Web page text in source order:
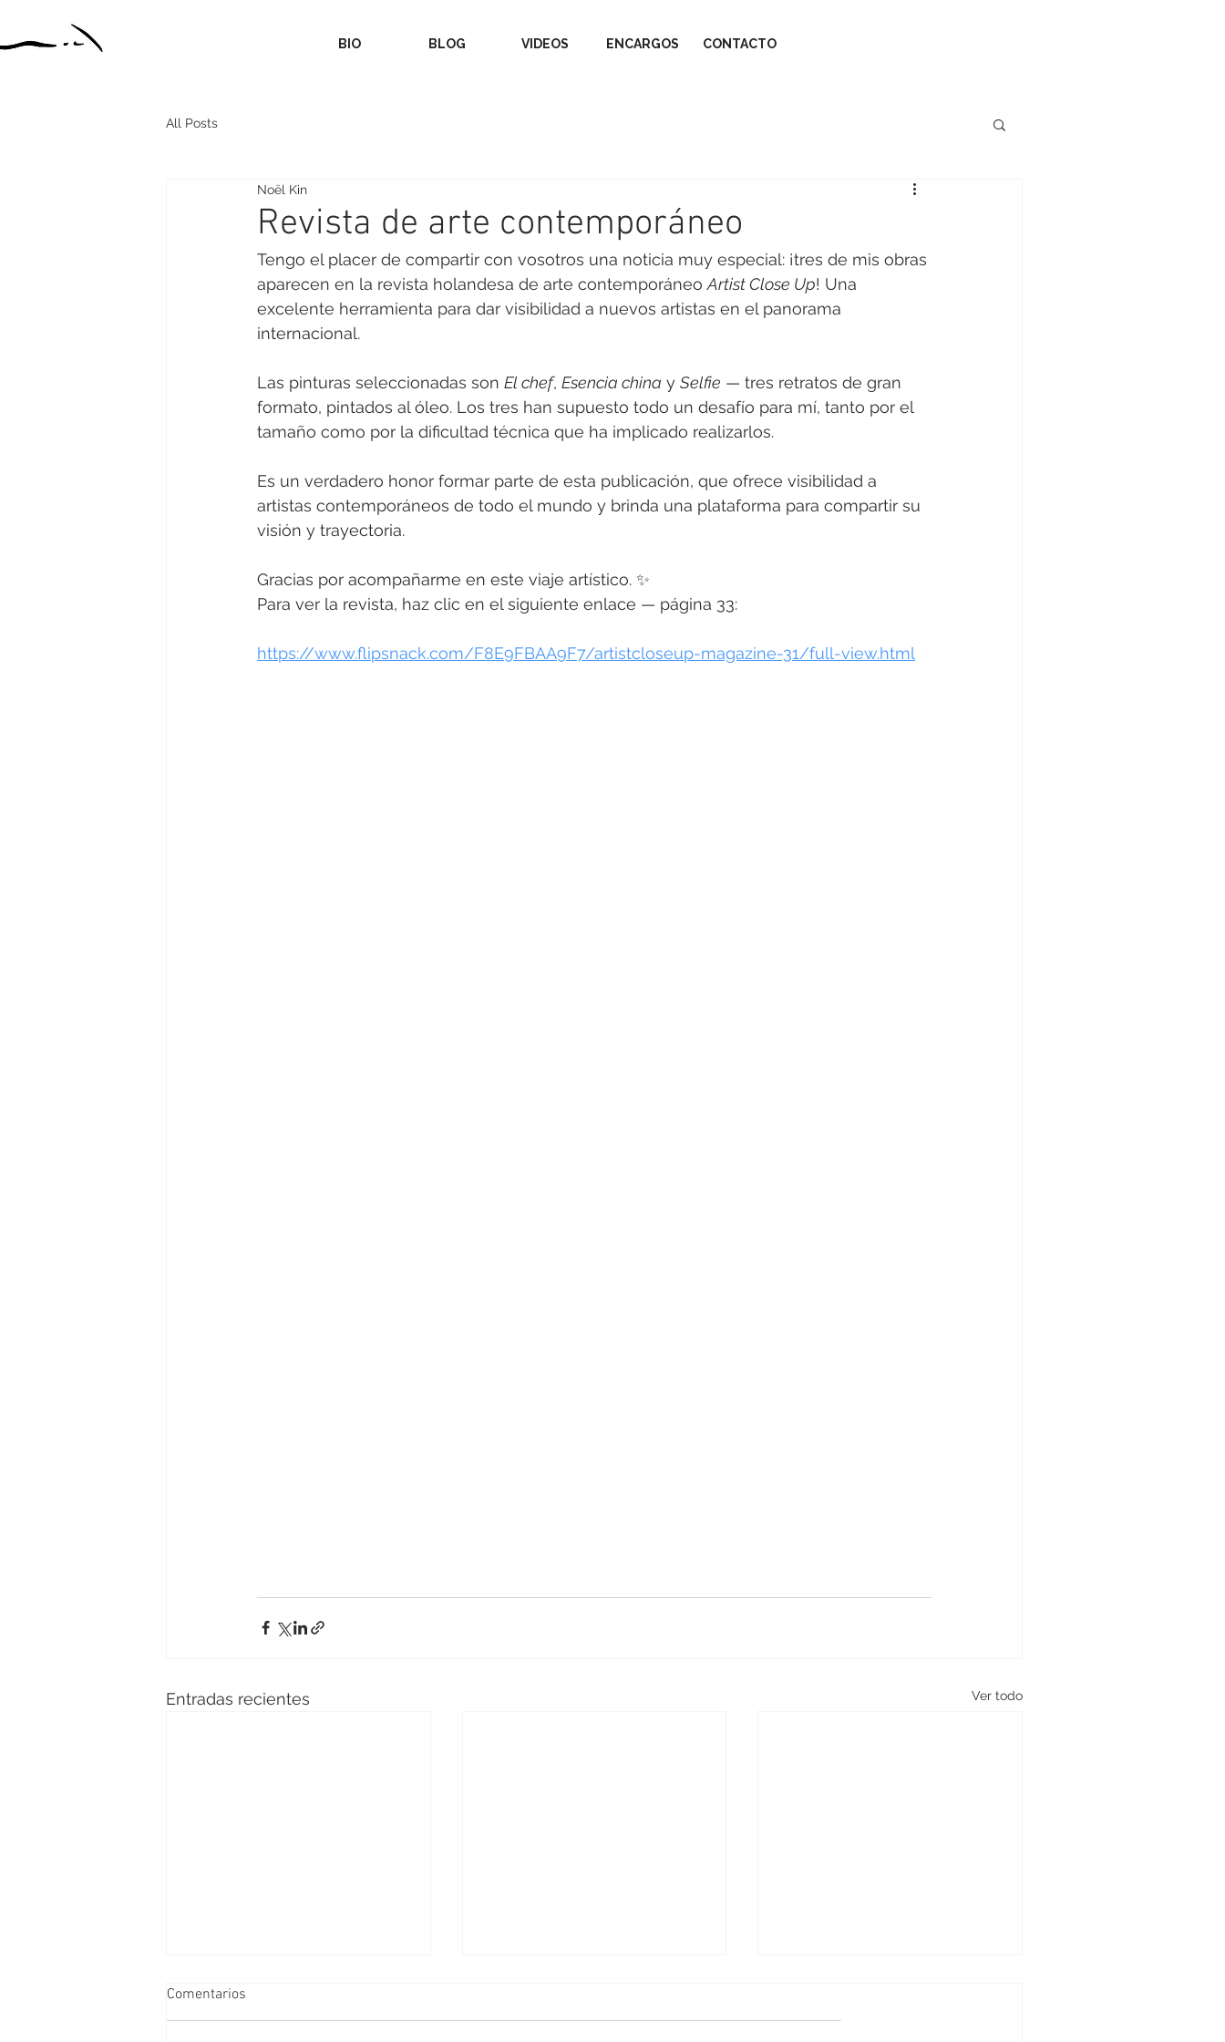
BIO BLOG VIDEOS ENCARGOS CONTACTO
All Posts
Revista de arte contemporáneo
Noël Kin
Tengo el placer de compartir con vosotros una noticia muy especial: ¡tres de mis obras
aparecen en la revista holandesa de arte contemporáneo Artist Close Up! Una
excelente herramienta para dar visibilidad a nuevos artistas en el panorama
internacional.
Las pinturas seleccionadas son El chef, Esencia china y Selfie — tres retratos de gran
formato, pintados al óleo. Los tres han supuesto todo un desafío para mí, tanto por el
tamaño como por la dificultad técnica que ha implicado realizarlos.
Es un verdadero honor formar parte de esta publicación, que ofrece visibilidad a
artistas contemporáneos de todo el mundo y brinda una plataforma para compartir su
visión y trayectoria.
Gracias por acompañarme en este viaje artístico. ✨
Para ver la revista, haz clic en el siguiente enlace — página 33:
https://www.flipsnack.com/F8E9FBAA9F7/artistcloseup-magazine-31/full-view.html
Entradas recientes Ver todo
Comentarios